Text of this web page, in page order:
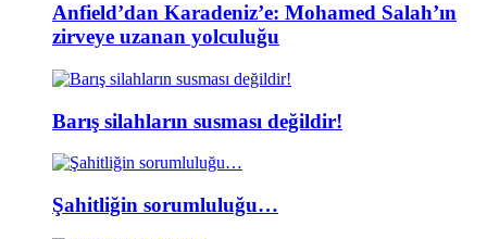
Anfield’dan Karadeniz’e: Mohamed Salah’ın
zirveye uzanan yolculuğu
Barış silahların susması değildir!
Şahitliğin sorumluluğu…